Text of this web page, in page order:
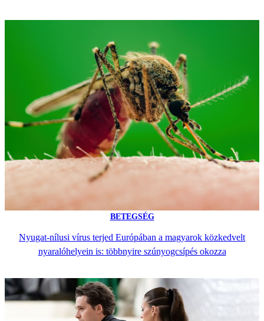
BETEGSÉG
Nyugat-nílusi vírus terjed Európában a magyarok közkedvelt
nyaralóhelyein is: többnyire szúnyogcsípés okozza